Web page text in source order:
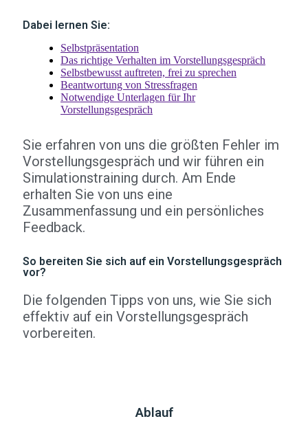
Dabei lernen Sie:
Selbstpräsentation
Das richtige Verhalten im Vorstellungsgespräch
Selbstbewusst auftreten, frei zu sprechen
Beantwortung von Stressfragen
Notwendige Unterlagen für Ihr
Vorstellungsgespräch
Sie erfahren von uns die größten Fehler im
Vorstellungsgespräch und wir führen ein
Simulationstraining durch. Am Ende
erhalten Sie von uns eine
Zusammenfassung und ein persönliches
Feedback.
So bereiten Sie sich auf ein Vorstellungsgespräch
vor?
Die folgenden Tipps von uns, wie Sie sich
effektiv auf ein Vorstellungsgespräch
vorbereiten.
Ablauf